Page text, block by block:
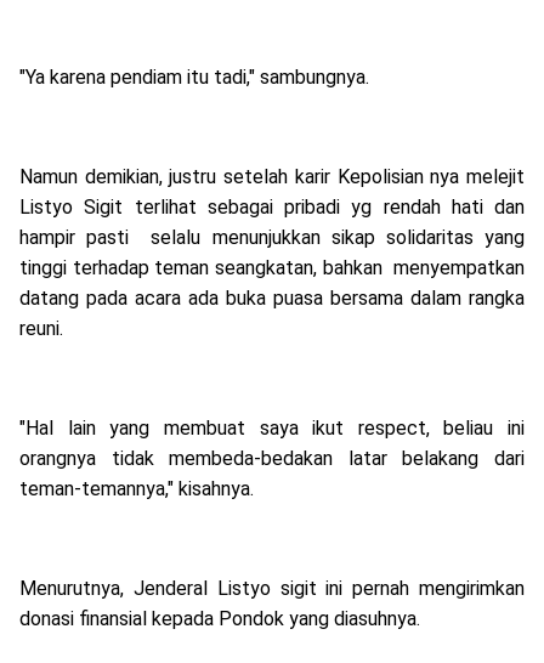
"Ya karena pendiam itu tadi," sambungnya.
Namun demikian, justru setelah karir Kepolisian nya melejit
Listyo Sigit terlihat sebagai pribadi yg rendah hati dan
hampir pasti selalu menunjukkan sikap solidaritas yang
tinggi terhadap teman seangkatan, bahkan menyempatkan
datang pada acara ada buka puasa bersama dalam rangka
reuni.
"Hal lain yang membuat saya ikut respect, beliau ini
orangnya tidak membeda-bedakan latar belakang dari
teman-temannya," kisahnya.
Menurutnya, Jenderal Listyo sigit ini pernah mengirimkan
donasi finansial kepada Pondok yang diasuhnya.